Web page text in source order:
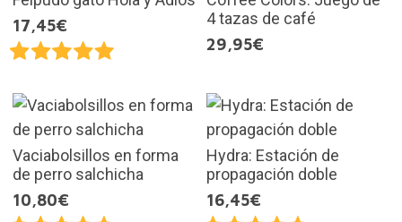
17,45€
4 tazas de café
29,95€
Vaciabolsillos en forma
de perro salchicha
10,80€
Hydra: Estación de
propagación doble
16,45€